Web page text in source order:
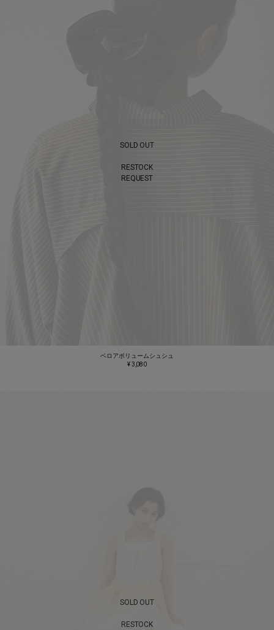
SOLD OUT
RESTOCK
REQUEST
ベロアボリュームシュシュ
¥ 3,080
SOLD OUT
RESTOCK